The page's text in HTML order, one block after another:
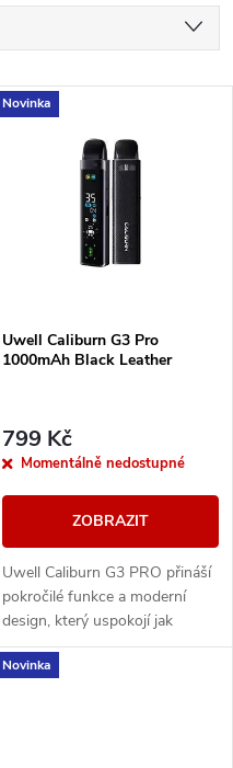
Novinka
Uwell Caliburn G3 Pro
1000mAh Black Leather
799 Kč
Momentálně nedostupné
ZOBRAZIT
Uwell Caliburn G3 PRO přináší
pokročilé funkce a moderní
design, který uspokojí jak
začátečníky, tak pokročilé
vapery. S barevným LCD
Novinka